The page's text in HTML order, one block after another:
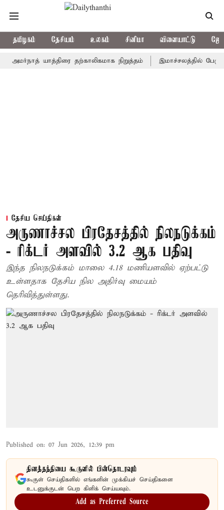
தமிழகம் தேசியம் உலகம் சினிமா விளையாட்டு
யாத்திரை தற்காலிகமாக நிறுத்தம் இமாச்சலத்தில் பேருந்து
தேசிய செய்திகள்
அருணாச்சல பிரதேசத்தில் நிலநடுக்கம்
- ரிக்டர் அளவில் 3.2 ஆக பதிவு
இந்த நிலநடுக்கம் மாலை 4.18 மணியளவில் ஏற்பட்டு
உள்ளதாக தேசிய நில அதிர்வு மையம்
தெரிவித்துள்ளது.
Published on: 07 Jun 2026, 12:39 pm
தினத்தந்தியை கூகுளில் பின்தொடரவும்
கூகுள் செய்திகளில் எங்களின் முக்கியச் செய்திகளை
உடனுக்குடன் பெற கிளிக் செய்யவும்.
Add as Preferred Source